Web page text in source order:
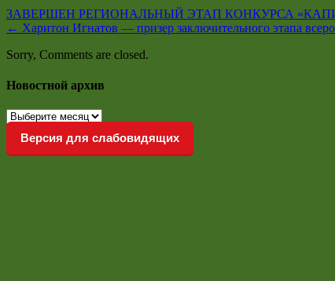
ЗАВЕРШЕН РЕГИОНАЛЬНЫЙ ЭТАП КОНКУРСА
← Харитон Игнатов — призер заключительного этапа
Sorry, Comments are closed.
Новостной архив
Новостной
архив
Версия для слабовидящих